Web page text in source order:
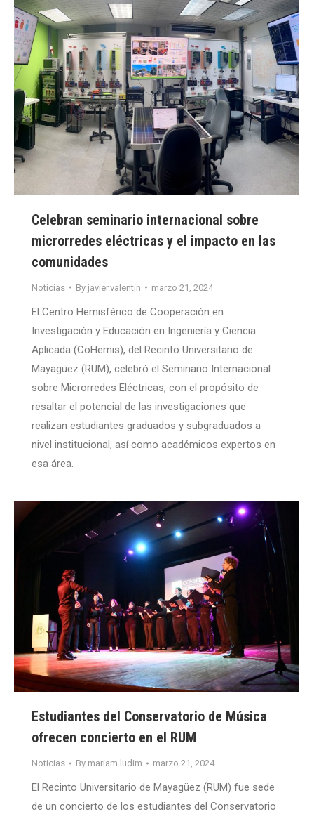
Celebran seminario internacional sobre
microrredes eléctricas y el impacto en las
comunidades
Noticias By javier.valentin marzo 21, 2024
El Centro Hemisférico de Cooperación en
Investigación y Educación en Ingeniería y Ciencia
Aplicada (CoHemis), del Recinto Universitario de
Mayagüez (RUM), celebró el Seminario Internacional
sobre Microrredes Eléctricas, con el propósito de
resaltar el potencial de las investigaciones que
realizan estudiantes graduados y subgraduados a
nivel institucional, así como académicos expertos en
esa área.
Estudiantes del Conservatorio de Música
ofrecen concierto en el RUM
Noticias By mariam.ludim marzo 21, 2024
El Recinto Universitario de Mayagüez (RUM) fue sede
de un concierto de los estudiantes del Conservatorio